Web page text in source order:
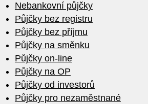
Nebankovní půjčky
Půjčky bez registru
Půjčky bez příjmu
Půjčky na směnku
Půjčky on-line
Půjčky na OP
Půjčky od investorů
Půjčky pro nezaměstnané